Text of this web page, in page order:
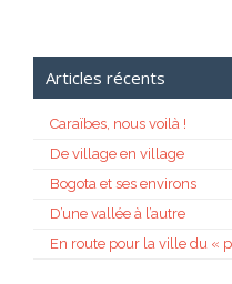
Articles récents
Caraïbes, nous voilà !
De village en village
Bogota et ses environs
D’une vallée à l’autre
En route pour la ville du «